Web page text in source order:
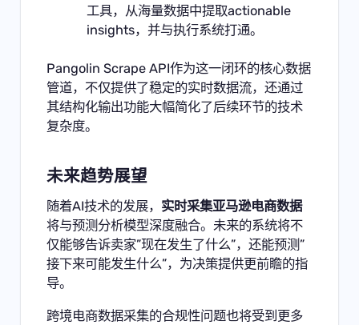
工具，从海量数据中提取actionable
insights，并与执行系统打通。
Pangolin Scrape API作为这一闭环的核心数据
管道，不仅提供了稳定的实时数据流，还通过
其结构化输出功能大幅简化了后续环节的技术
复杂度。
未来趋势展望
随着AI技术的发展， 实时采集亚马逊电商数据
将与预测分析模型深度融合。未来的系统将不
仅能够告诉卖家”现在发生了什么”，还能预测”
接下来可能发生什么”，为决策提供更前瞻的指
导。
跨境电商数据采集的合规性问题也将受到更多